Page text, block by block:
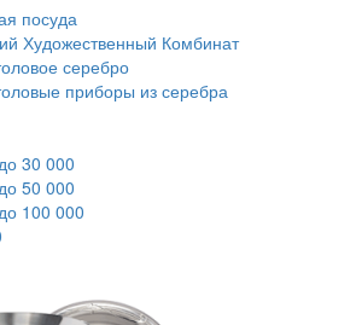
посуда
Художественный Комбинат
серебро
приборы из серебра
30 000
50 000
100 000